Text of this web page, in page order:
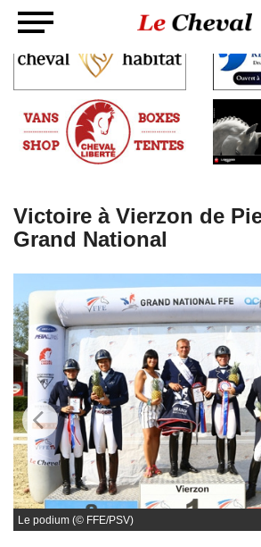
Victoire à Vierzon de
Grand National
Le podium (© FFE/PSV)